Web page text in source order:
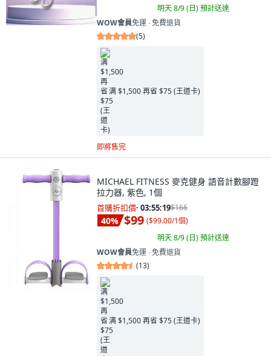
明天 8/9 (日)預計送達
WOW會員免運 ∙ 免費退貨
(5)
满 $1,500 再省 $75 (王道卡)
即將售完
MICHAEL FITNESS 麥克健身 語音計數腳蹬
拉力器, 紫色, 1個
首購折扣價· 03:55:18$166
40% $99 ($99.00/1個)
明天 8/9 (日)預計送達
WOW會員免運 ∙ 免費退貨
(13)
满 $1,500 再省 $75 (王道卡)